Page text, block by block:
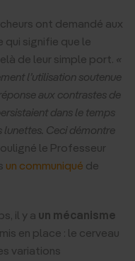
ont demandé aux
qui signifie que le
de leur simple port. «
l’utilisation soutenue
aux contrastes de
dans le temps
lunettes. Ceci démontre
le Professeur
un communiqué de
il y a un mécanisme
en place : le cerveau
variations